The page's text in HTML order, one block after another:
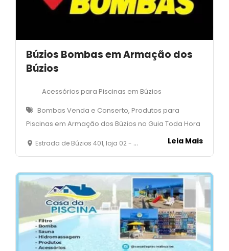
Búzios Bombas em Armação dos
Búzios
Acessórios para Piscinas em Búzios
Bombas Venda e Conserto, Produtos para
Piscinas em Armação dos Búzios no Guia Toda Hora
Estrada de Búzios 401, loja 02 - José Gonçalves - Armação dos Búzios - RJ Leia Mais